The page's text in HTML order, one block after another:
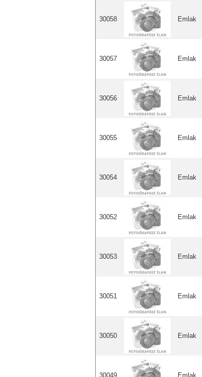
30058 Emlak
30057 Emlak
30056 Emlak
30055 Emlak
30054 Emlak
30052 Emlak
30053 Emlak
30051 Emlak
30050 Emlak
30049 Emlak